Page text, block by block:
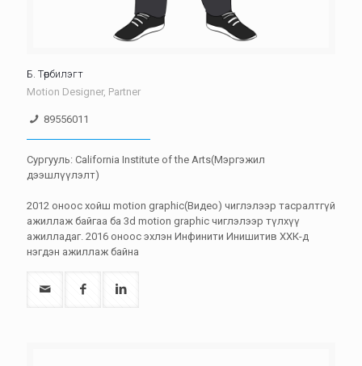
Б. Төрбилэгт
Motion Designer, Partner
89556011
Сургууль: California Institute of the Arts(Мэргэжил
дээшлүүлэлт)
2012 оноос хойш motion graphic(Видео) чиглэлээр тасралтгүй
ажиллаж байгаа ба 3d motion graphic чиглэлээр түлхүү
ажилладаг. 2016 оноос эхлэн Инфинити Инишитив ХХК-д
нэгдэн ажиллаж байна